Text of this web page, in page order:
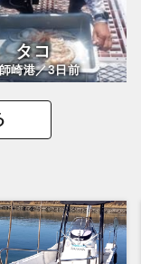
タコ
崎港／3日前